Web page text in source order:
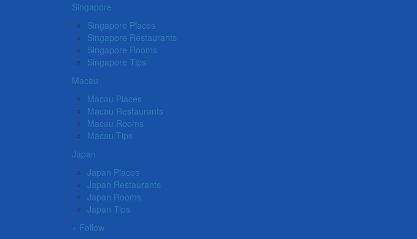
Singapore
Singapore Places
Singapore Restaurants
Singapore Rooms
Singapore Tips
Macau
Macau Places
Macau Restaurants
Macau Rooms
Macau Tips
Japan
Japan Places
Japan Restaurants
Japan Rooms
Japan Tips
Follow